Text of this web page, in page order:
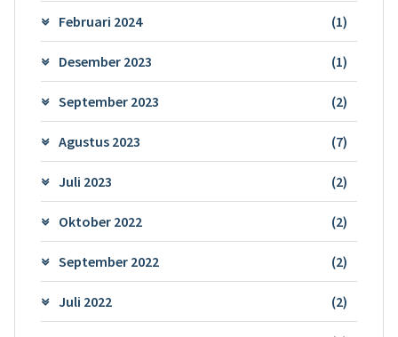
Februari 2024 (1)
Desember 2023 (1)
September 2023 (2)
Agustus 2023 (7)
Juli 2023 (2)
Oktober 2022 (2)
September 2022 (2)
Juli 2022 (2)